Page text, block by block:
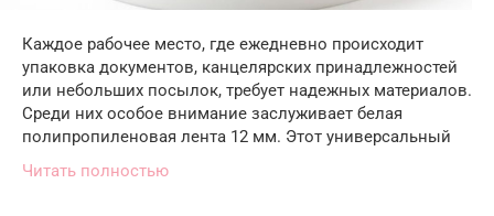
Каждое рабочее место, где ежедневно происходит
упаковка документов, канцелярских принадлежностей
или небольших посылок, требует надежных материалов.
Среди них особое внимание заслуживает белая
полипропиленовая лента 12 мм. Этот универсальный
Читать полностью